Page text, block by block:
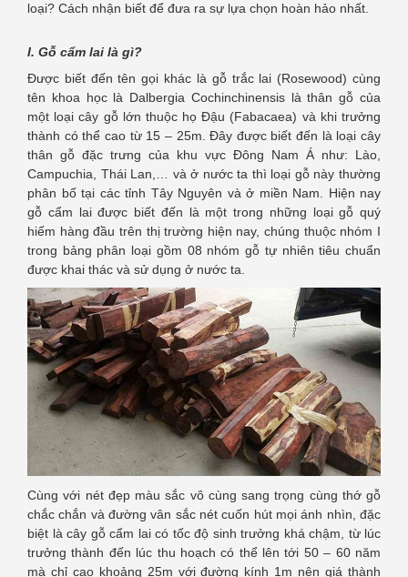
loại? Cách nhận biết để đưa ra sự lựa chọn hoàn hảo nhất.
I. Gỗ cẩm lai là gì?
Được biết đến tên gọi khác là gỗ trắc lai (Rosewood) cùng
tên khoa học là Dalbergia Cochinchinensis là thân gỗ của
một loại cây gỗ lớn thuộc họ Đậu (Fabacaea) và khi trưởng
thành có thể cao từ 15 – 25m. Đây được biết đến là loại cây
thân gỗ đặc trưng của khu vực Đông Nam Á như: Lào,
Campuchia, Thái Lan,… và ở nước ta thì loại gỗ này thường
phân bố tại các tỉnh Tây Nguyên và ở miền Nam. Hiện nay
gỗ cẩm lai được biết đến là một trong những loại gỗ quý
hiếm hàng đầu trên thị trường hiện nay, chúng thuộc nhóm I
trong bảng phân loại gồm 08 nhóm gỗ tự nhiên tiêu chuẩn
được khai thác và sử dụng ở nước ta.
Cùng với nét đẹp màu sắc vô cùng sang trọng cùng thớ gỗ
chắc chắn và đường vân sắc nét cuốn hút mọi ánh nhìn, đặc
biệt là cây gỗ cẩm lai có tốc độ sinh trưởng khá chậm, từ lúc
trưởng thành đến lúc thu hoạch có thể lên tới 50 – 60 năm
mà chỉ cao khoảng 25m với đường kính 1m nên giá thành